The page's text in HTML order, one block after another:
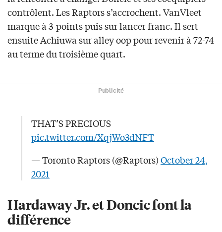
contrôlent. Les Raptors s’accrochent. VanVleet
marque à 3-points puis sur lancer franc. Il sert
ensuite Achiuwa sur alley oop pour revenir à 72-74
au terme du troisième quart.
Publicité
THAT'S PRECIOUS
pic.twitter.com/XqjWo3dNFT
— Toronto Raptors (@Raptors)October 24,
2021
Hardaway Jr. et Doncic font la
différence